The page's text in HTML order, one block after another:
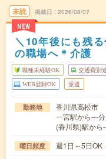
未読
NEW
掲載日 2026/08/07
＼10年後にも残
の職場へ＊介護
職種未経験OK 交通費別
WEB登録OK 派遣
勤務地
香川県高松市
一宮駅から---
(香川県)駅から
曜日頻度 週1日～5日